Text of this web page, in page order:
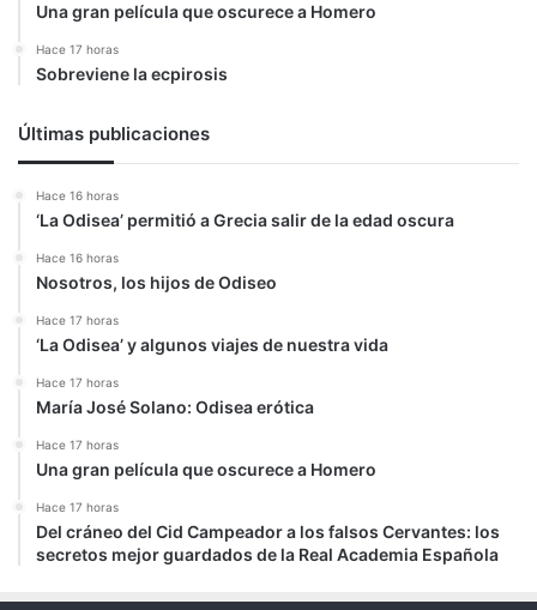
Una gran película que oscurece a Homero
Hace 17 horas
Sobreviene la ecpirosis
Últimas publicaciones
Hace 16 horas
‘La Odisea’ permitió a Grecia salir de la edad oscura
Hace 16 horas
Nosotros, los hijos de Odiseo
Hace 17 horas
‘La Odisea’ y algunos viajes de nuestra vida
Hace 17 horas
María José Solano: Odisea erótica
Hace 17 horas
Una gran película que oscurece a Homero
Hace 17 horas
Del cráneo del Cid Campeador a los falsos Cervantes: los
secretos mejor guardados de la Real Academia Española